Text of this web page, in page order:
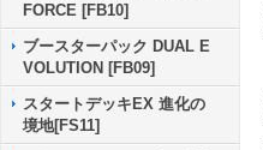
FORCE [FB10]
ブースターパック DUAL E
VOLUTION [FB09]
スタートデッキEX 進化の
境地[FS11]